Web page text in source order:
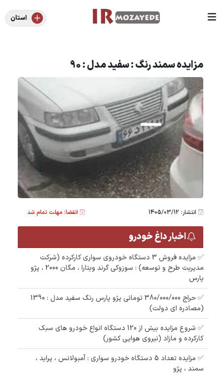
استان
مزایده سمند رنگ : سفید مدل : 90
انتشار: 1405/03/12 انقضا: مهلت تمام شد
اخبار داغ خودرو
✅ مزایده فروش 3 دستگاه خودروی سواری کارکرده (شرکت
مدیریت طرح و توسعه) : سوزوکی گرند ویتارا ، مگان 2000 ، پژو
پارس
✅ حراج 380/000/000 تومانی پژو پارس رنگ سفید مدل : 1390
(مصادره ای دولت)
✅ شروع مزایده بیش از 120 دستگاه انواع خودرو های سبک
کارکرده و مازاد (نیروی هوایی کشور)
✅ مزایده تعداد 5 دستگاه خودرو سواری : آمبولانس ، پراید ،
سمند ، پژو